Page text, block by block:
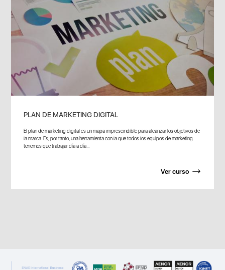
PLAN DE MARKETING DIGITAL
El plan de marketing digital es un mapa imprescindible para alcanzar los objetivos de
la marca. Es, por tanto, una herramienta con la que todos los equipos de marketing
tenemos que trabajar día a día...
Ver curso